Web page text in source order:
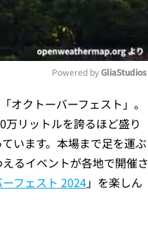
Mute
Powered by GliaStudios
クトーバーフェスト」。
リットルを誇るほど盛り
います。本場まで足を運ぶ
るイベントが各地で開催さ
フェスト 2024」を楽しん